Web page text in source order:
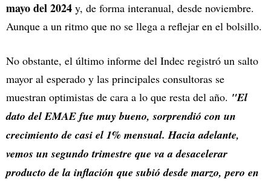
mayo del 2024 y, de forma interanual, desde noviembre.
Aunque a un ritmo que no se llega a reflejar en el bolsillo.
No obstante, el último informe del Indec registró un salto
mayor al esperado y las principales consultoras se
muestran optimistas de cara a lo que resta del año. "El
dato del EMAE fue muy bueno, sorprendió con un
crecimiento de casi el 1% mensual. Hacia adelante,
vemos un segundo trimestre que va a desacelerar
producto de la inflación que subió desde marzo, pero en